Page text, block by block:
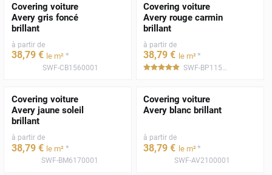
Covering voiture
Avery gris foncé
brillant
à partir de
38,79 € le m² *
SWF-CB1560001
Covering voiture
Avery rouge carmin
brillant
à partir de
38,79 € le m²*
***** SWF-BP1150001
Covering voiture
Avery jaune soleil
brillant
à partir de
38,79 € le m² *
SWF-BM6170001
Covering voiture
Avery blanc brillant
à partir de
38,79 € le m²*
SWF-AV2100001